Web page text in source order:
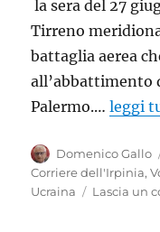
la sera del 27
Tirreno
battaglia aerea
all’abbattimento
Palermo.…leggi
Autore
Domenico Gallo
Corriere dell'Irpinia,
Ucraina
Lascia un